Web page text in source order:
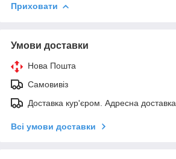
Приховати
Умови доставки
Нова Пошта
Самовивіз
Доставка кур'єром. Адресна доставка.
Всі умови доставки